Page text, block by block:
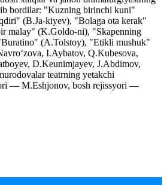
bordilar: "Kuzning birinchi kuni"
(B.Ja-kiyev), "Bolaga ota kerak"
malay" (K.Goldo-ni), "Skapenning
(A.Tolstoy), "Etikli mushuk"
I.Aybatov, Q.Kubesova,
D.Keunimjayev, J.Abdimov,
teatrning yetakchi
— M.Eshjonov, bosh rejissyori —